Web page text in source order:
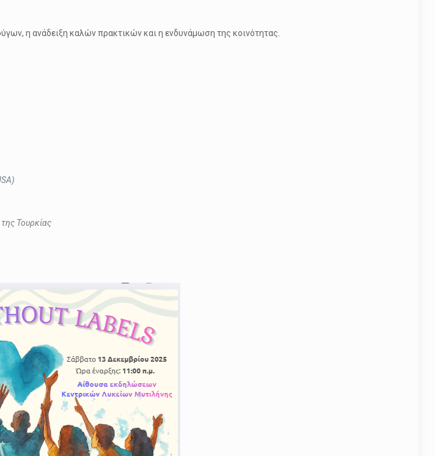
η ανάδειξη καλών πρακτικών και η ενδυνάμωση της κοινότητας.
Τουρκίας